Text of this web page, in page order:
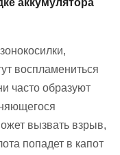
воспламениться
часто образуют
вызвать взрыв,
попадет в капот